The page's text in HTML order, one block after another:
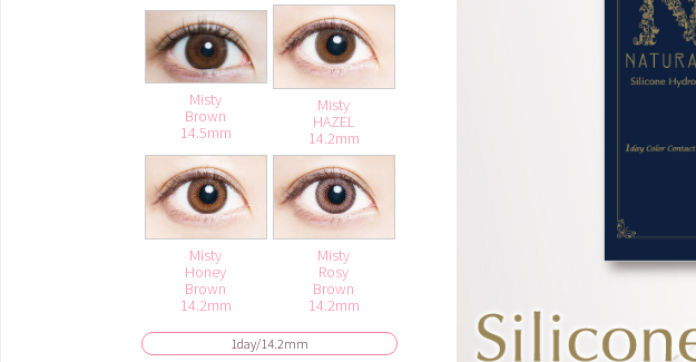
Misty
Brown
14.5mm
Misty
HAZEL
14.2mm
Misty
Honey
Brown
14.2mm
Misty
Rosy
Brown
14.2mm
1day/14.2mm